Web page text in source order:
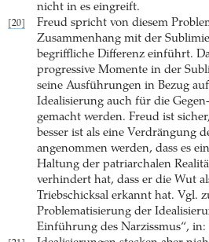
nicht in es eingreift.
[20]
Freud spricht von diesem
Zusammenhang mit der
begriffliche Differenz einführt.
progressive Momente in der
seine Ausführungen in Bezug
Idealisierung auch für die
gemacht werden. Freud ist
besser ist als eine Verdrängung
angenommen werden, dass es
Haltung der patriarchalen
verhindert hat, dass er die Wut
Triebschicksal erkannt hat. Vgl.
Problematisierung der
Einführung des Narzissmus“, in: